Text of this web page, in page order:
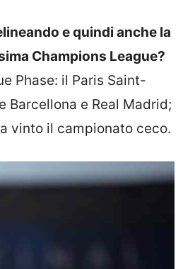
e quindi anche la
Champions League?
Phase: il Paris Saint-
Barcellona e Real Madrid;
vinto il campionato ceco.